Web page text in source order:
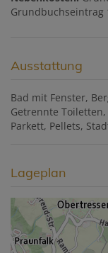
Grundbuchseintrag
Ausstattung
Bad mit Fenster
Getrennte Toiletten
Parkett Pellets
Lageplan